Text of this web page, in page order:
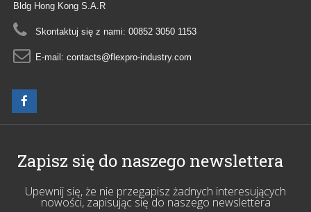
Bldg Hong Kong S.A.R
Skontaktuj się z nami: 00852 3050 1153
E-mail: contacts@flexpro-industry.com
Zapisz się do naszego newslettera
Upewnij się, że nie przegapisz żadnych interesujących
nowości, zapisując się do naszego newslettera